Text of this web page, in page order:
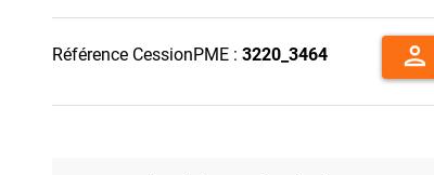
Référence CessionPME : 3220_3464 person